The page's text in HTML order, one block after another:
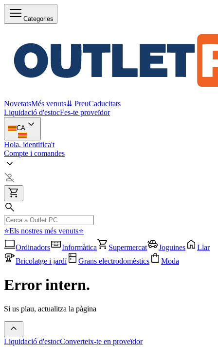
Categories
NovetatsMés venuts⇊ PreuCaducitats
Liquidació d'estocFes-te proveïdor
CA
Hola, identifica't
Compte i comandes
⭐Els nostres més venuts⭐
Ordinadors
Informàtica Supermercat Joguines
Llar
Bricolatge i jardí
Grans electrodomèstics Moda
Error intern.
Si us plau, actualitza la pàgina
Liquidació d'estocConverteix-te en proveïdor